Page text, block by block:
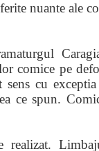
nuante ale
comice pe
cu
ce spun.